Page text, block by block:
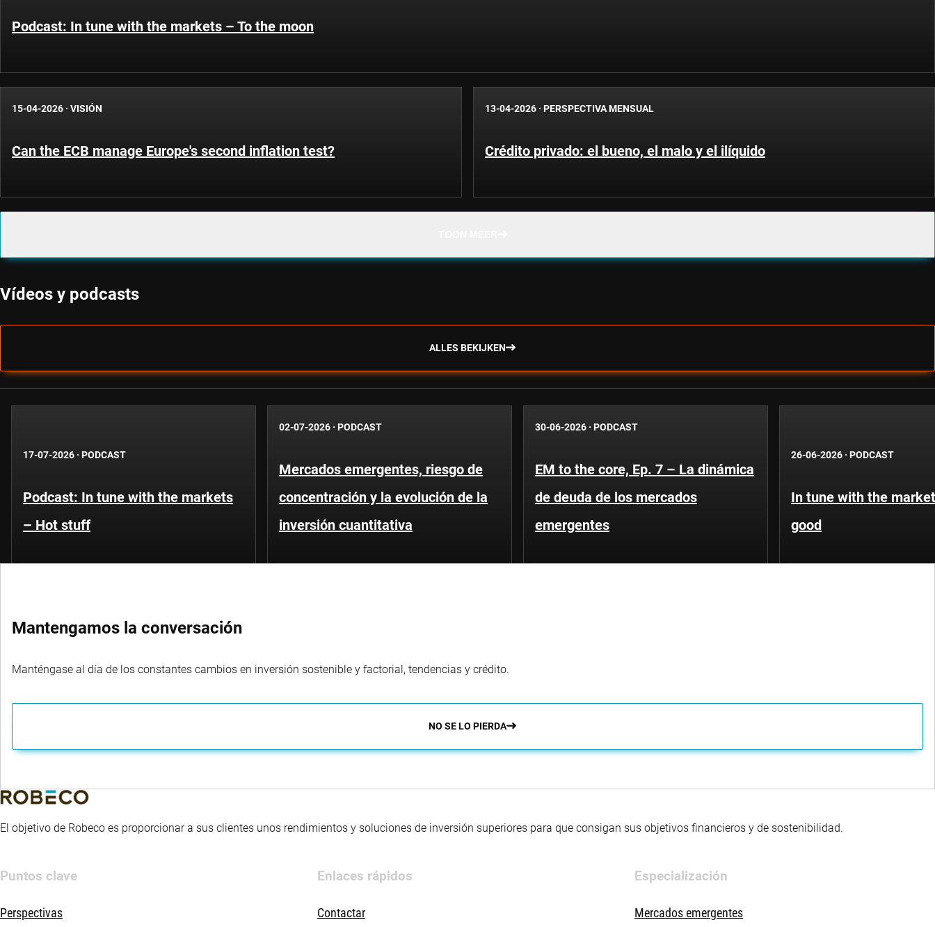
Podcast: In tune with the markets – To the moon
15-04-2026 · VISIÓN
Can the ECB manage Europe's second inflation test?
13-04-2026 · PERSPECTIVA MENSUAL
Crédito privado: el bueno, el malo y el ilíquido
Vídeos y podcasts
ALLES BEKIJKEN
17-07-2026 · PODCAST
Podcast: In tune with the markets
– Hot stuff
02-07-2026 · PODCAST
Mercados emergentes, riesgo de
concentración y la evolución de la
inversión cuantitativa
30-06-2026 · PODCAST
EM to the core, Ep. 7 – La dinámica
de deuda de los mercados
emergentes
26-06-2026 · PODCAST
In tune with the
good
Mantengamos la conversación
Manténgase al día de los constantes cambios en inversión sostenible y factorial, tendencias y crédito.
NO SE LO PIERDA
El objetivo de Robeco es proporcionar a sus clientes unos rendimientos y soluciones de inversión superiores para que consigan sus objetivos financieros y de sostenibilidad.
Puntos clave
Perspectivas
Enlaces rápidos
Contactar
Especialización
Mercados emergentes